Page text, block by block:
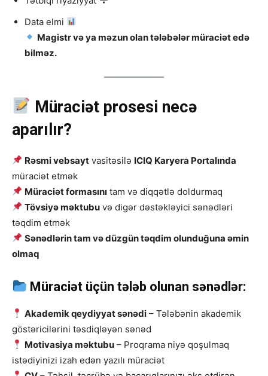
Data elmi
Magistr və ya məzun olan tələbələr müraciət edə
bilməz.
Müraciət prosesi necə
aparılır?
Rəsmi vebsayt vasitəsilə ICIQ Karyera Portalında
müraciət etmək
Müraciət formasını tam və diqqətlə doldurmaq
Tövsiyə məktubu və digər dəstəkləyici sənədləri
təqdim etmək
Sənədlərin tam və düzgün təqdim olunduğuna əmin
olmaq
Müraciət üçün tələb olunan sənədlər:
Akademik qeydiyyat sənədi – Tələbənin akademik
göstəricilərini təsdiqləyən sənəd
Motivasiya məktubu – Proqrama niyə qoşulmaq
istədiyinizi izah edən yazılı müraciət